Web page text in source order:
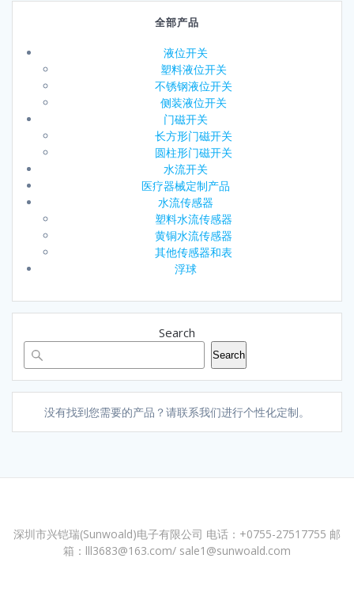
全部产品
液位开关
塑料液位开关
不锈钢液位开关
侧装液位开关
门磁开关
长方形门磁开关
圆柱形门磁开关
水流开关
医疗器械定制产品
水流传感器
塑料水流传感器
黄铜水流传感器
其他传感器和表
浮球
Search
Search
没有找到您需要的产品？请联系我们进行个性化定制。
深圳市兴铠瑞(Sunwoald)电子有限公司 电话：+0755-27517755 邮
箱：lll3683@163.com/ sale1@sunwoald.com